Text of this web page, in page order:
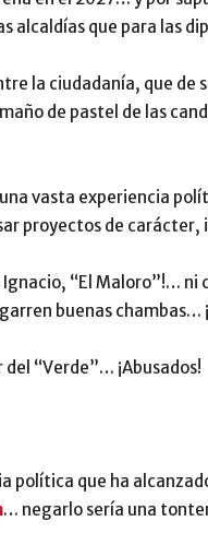
alcaldías que para las
la ciudadanía, que de
de pastel de las
vasta experiencia
proyectos de carácter,
“El Maloro”!… ni
buenas chambas…
“Verde”… ¡Abusados!
política que ha
… negarlo sería una